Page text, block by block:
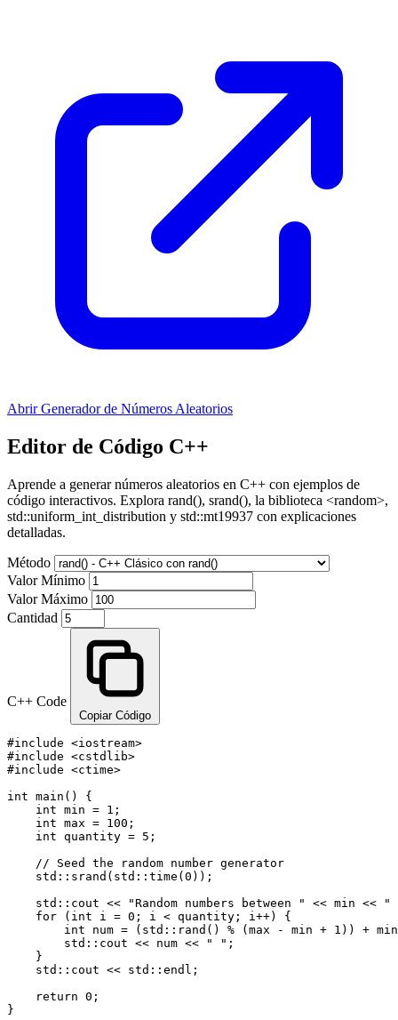
Abrir Generador de Números Aleatorios
Editor de Código C++
Aprende a generar números aleatorios en C++ con ejemplos de
código interactivos. Explora rand(), srand(), la biblioteca <random>,
std::uniform_int_distribution y std::mt19937 con explicaciones
detalladas.
Método
Valor Mínimo
Valor Máximo
Cantidad
C++ Code
Copiar Código
#include <iostream>
#include <cstdlib>
#include <ctime>
int main() {
    int min = 1;
    int max = 100;
    int quantity = 5;
    // Seed the random number generator
    std::srand(std::time(0));
std::cout << "Random numbers between " << min <<
    for (int i = 0; i < quantity; i++) {
int num = (std::rand() % (max - min + 1)) +
        std::cout << num << " ";
    }
    std::cout << std::endl;
    return 0;
}